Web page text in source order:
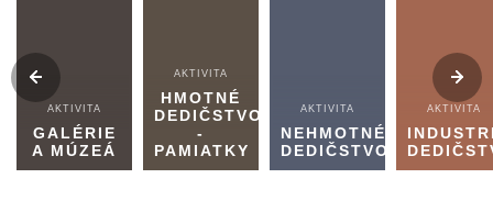
AKTIVITA
GALÉRIE
A MÚZEÁ
AKTIVITA
HMOTNÉ
DEDIČSTVO
-
PAMIATKY
AKTIVITA
NEHMOTNÉ
DEDIČSTVO
AKTIVITA